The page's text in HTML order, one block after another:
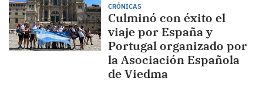
CRÓNICAS
Culminó con éxito el
viaje por España y
Portugal organizado por
la Asociación Española
de Viedma